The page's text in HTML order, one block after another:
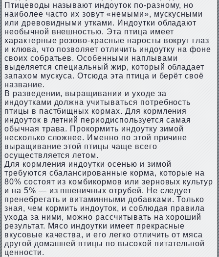
Птицеводы называют индоуток по-разному, но
наиболее часто их зовут «немыми», мускусными
или древовидными утками. Индоутки обладают
необычной внешностью. Эта птица имеет
характерные розово-красные наросты вокруг глаз
и клюва, что позволяет отличить индоутку на фоне
своих собратьев. Особенными наплывами
выделяется специальный жир, который обладает
запахом мускуса. Отсюда эта птица и берёт своё
название.
В разведении, выращивании и уходе за
индоутками должна учитываться потребность
птицы в пастбищных кормах. Для кормления
индоуток в летний периодиспользуется самая
обычная трава. Прокормить индоутку зимой
несколько сложнее. Именно по этой причине
выращивание этой птицы чаще всего
осуществляется летом.
Для кормления индоутки осенью и зимой
требуются сбалансированные корма, которые на
80% состоят из комбикормов или зерновых культур
и на 5% — из пшеничных отрубей. Не следует
пренебрегать и витаминными добавками. Только
зная, чем кормить индоуток, и соблюдая правила
ухода за ними, можно рассчитывать на хороший
результат. Мясо индоутки имеет прекрасные
вкусовые качества, и его легко отличить от мяса
другой домашней птицы по высокой питательной
ценности.